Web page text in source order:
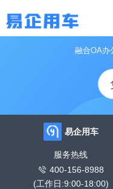
颠覆传统管车模
融合OA办
易企用车
服务热线
400-156-8988
(工作日:9:00-18:00)